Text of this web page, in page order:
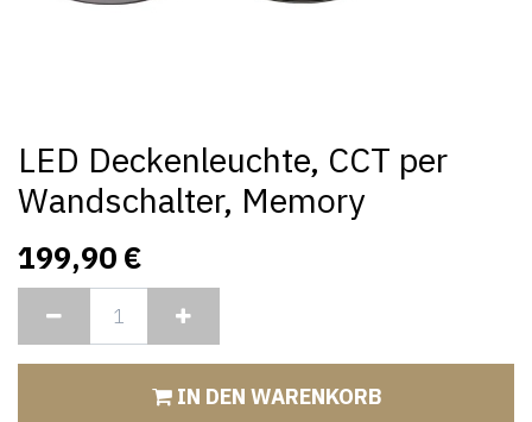
LED Deckenleuchte, CCT per
Wandschalter, Memory
199,90 €
IN DEN WARENKORB